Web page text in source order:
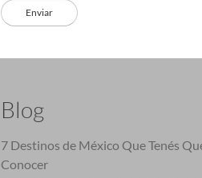
Blog
7 Destinos de México Que Tenés
Conocer